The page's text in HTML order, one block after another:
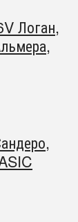
Логан,